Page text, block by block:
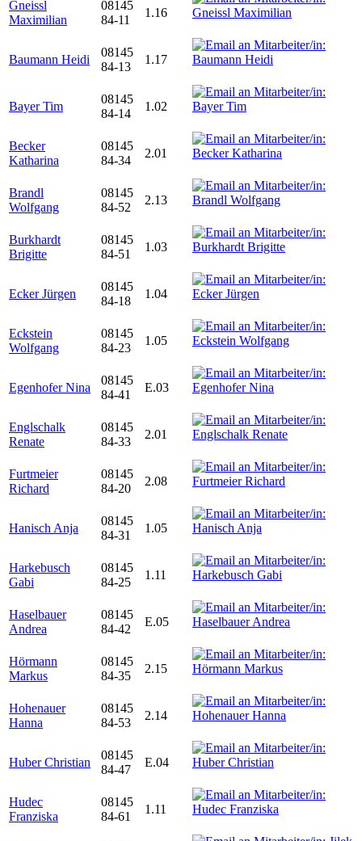
Gneissl
Maximilian
08145
84-11
1.16
Baumann Heidi
08145
84-13
1.17
Bayer Tim
08145
84-14
1.02
Becker
Katharina
08145
84-34
2.01
Brandl
Wolfgang
08145
84-52
2.13
Burkhardt
Brigitte
08145
84-51
1.03
Ecker Jürgen
08145
84-18
1.04
Eckstein
Wolfgang
08145
84-23
1.05
Egenhofer Nina
08145
84-41
E.03
Englschalk
Renate
08145
84-33
2.01
Furtmeier
Richard
08145
84-20
2.08
Hanisch Anja
08145
84-31
1.05
Harkebusch
Gabi
08145
84-25
1.11
Haselbauer
Andrea
08145
84-42
E.05
Hörmann
Markus
08145
84-35
2.15
Hohenauer
Hanna
08145
84-53
2.14
Huber Christian
08145
84-47
E.04
Hudec
Franziska
08145
84-61
1.11